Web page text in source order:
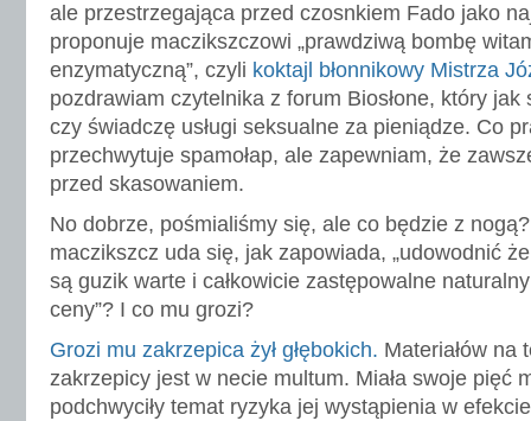
ale przestrzegająca przed czosnkiem Fado jako
proponuje maczikszczowi „prawdziwą bombę
enzymatyczną”, czyli koktajl błonnikowy Mistrza
pozdrawiam czytelnika z forum Biosłone, który
czy świadczę usługi seksualne za pieniądze. Co
przechwytuje spamołap, ale zapewniam, że
przed skasowaniem.
No dobrze, pośmialiśmy się, ale co będzie z
maczikszcz uda się, jak zapowiada, „udowodnić
są guzik warte i całkowicie zastępowalne
ceny”? I co mu grozi?
Grozi mu zakrzepica żył głębokich. Materiałów na
zakrzepicy jest w necie multum. Miała swoje pięć
podchwyciły temat ryzyka jej wystąpienia w